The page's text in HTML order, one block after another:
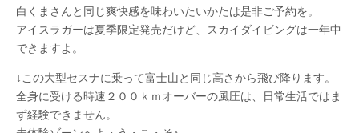
白くまさんと同じ爽快感を味わいたいかたは是非ご予約を。
アイスラガーは夏季限定発売だけど、スカイダイビングは一年中
できますよ。
↓この大型セスナに乗って富士山と同じ高さから飛び降ります。
全身に受ける時速２００ｋｍオーバーの風圧は、日常生活ではま
ず経験できません。